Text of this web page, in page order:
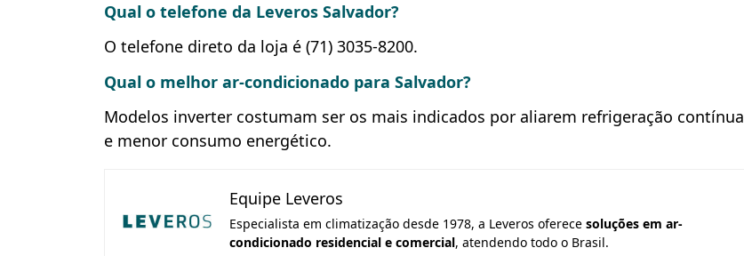
Qual o telefone da Leveros Salvador?
O telefone direto da loja é (71) 3035-8200.
Qual o melhor ar-condicionado para Salvador?
Modelos inverter costumam ser os mais indicados por aliarem refrigeração contínua
e menor consumo energético.
Equipe Leveros
Especialista em climatização desde 1978, a Leveros oferece soluções em ar-
condicionado residencial e comercial, atendendo todo o Brasil.